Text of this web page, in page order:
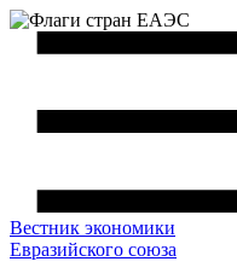
Вестник экономики
Евразийского союза